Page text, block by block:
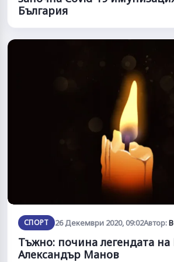
България
СПОРТ 26 Декември 2020, 09:02Автор:
Тъжно: почина легендата
Александър Манов